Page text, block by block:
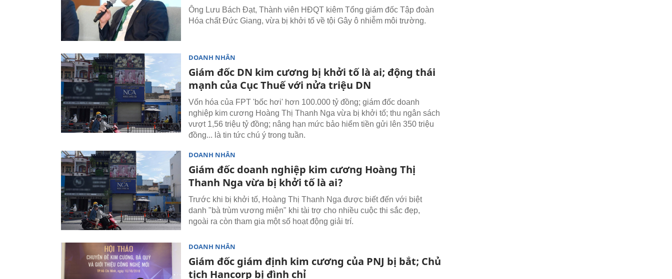
Ông Lưu Bách Đạt, Thành viên HĐQT kiêm Tổng giám đốc Tập đoàn
Hóa chất Đức Giang, vừa bị khởi tố về tội Gây ô nhiễm môi trường.
DOANH NHÂN
Giám đốc DN kim cương bị khởi tố là ai; động thái
mạnh của Cục Thuế với nửa triệu DN
Vốn hóa của FPT 'bốc hơi' hơn 100.000 tỷ đồng; giám đốc doanh
nghiệp kim cương Hoàng Thị Thanh Nga vừa bị khởi tố; thu ngân sách
vượt 1,56 triệu tỷ đồng; nâng hạn mức bảo hiểm tiền gửi lên 350 triệu
đồng... là tin tức chú ý trong tuần.
DOANH NHÂN
Giám đốc doanh nghiệp kim cương Hoàng Thị
Thanh Nga vừa bị khởi tố là ai?
Trước khi bị khởi tố, Hoàng Thị Thanh Nga được biết đến với biệt
danh "bà trùm vương miện" khi tài trợ cho nhiều cuộc thi sắc đẹp,
ngoài ra còn tham gia một số hoạt động giải trí.
DOANH NHÂN
Giám đốc giám định kim cương của PNJ bị bắt; Chủ
tịch Hancorp bị đình chỉ